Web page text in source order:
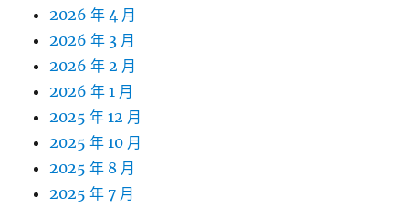
2026 年 4 月
2026 年 3 月
2026 年 2 月
2026 年 1 月
2025 年 12 月
2025 年 10 月
2025 年 8 月
2025 年 7 月